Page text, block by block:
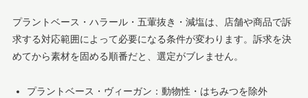
プラントベース・ハラール・五葷抜き・減塩は、店舗や商品で訴
求する対応範囲によって必要になる条件が変わります。訴求を決
めてから素材を固める順番だと、選定がブレません。
プラントベース・ヴィーガン：動物性・はちみつを除外